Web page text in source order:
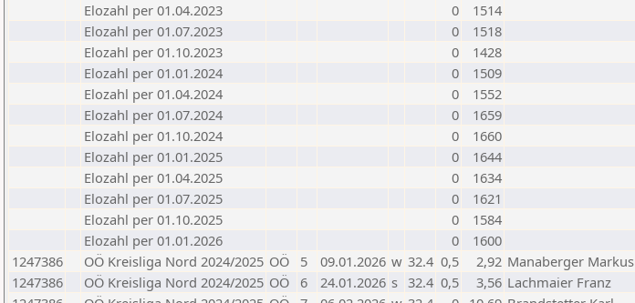
Elozahl per 01.04.2023
0
1514
Elozahl per 01.07.2023
0
1518
Elozahl per 01.10.2023
0
1428
Elozahl per 01.01.2024
0
1509
Elozahl per 01.04.2024
0
1552
Elozahl per 01.07.2024
0
1659
Elozahl per 01.10.2024
0
1660
Elozahl per 01.01.2025
0
1644
Elozahl per 01.04.2025
0
1634
Elozahl per 01.07.2025
0
1621
Elozahl per 01.10.2025
0
1584
Elozahl per 01.01.2026
0
1600
1247386
OÖ Kreisliga Nord 2024/2025 OÖ 5 09.01.2026 w 32.4 0,5 2,92 Manaberger Markus
1247386
OÖ Kreisliga Nord 2024/2025 OÖ 6 24.01.2026 s 32.4 0,5 3,56 Lachmaier Franz